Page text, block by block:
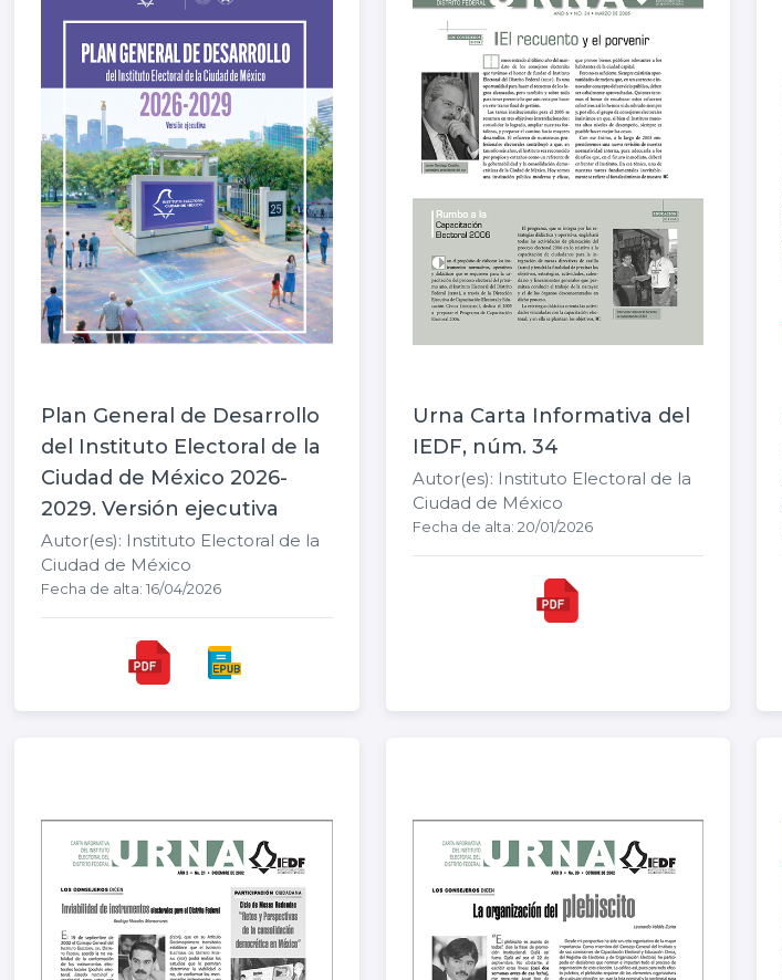
Plan General de Desarrollo
del Instituto Electoral de la
Ciudad de México 2026-
2029. Versión ejecutiva
Autor(es): Instituto Electoral de la
Ciudad de México
Fecha de alta: 16/04/2026
Urna Carta Informativa del
IEDF, núm. 34
Autor(es): Instituto Electoral de la
Ciudad de México
Fecha de alta: 20/01/2026